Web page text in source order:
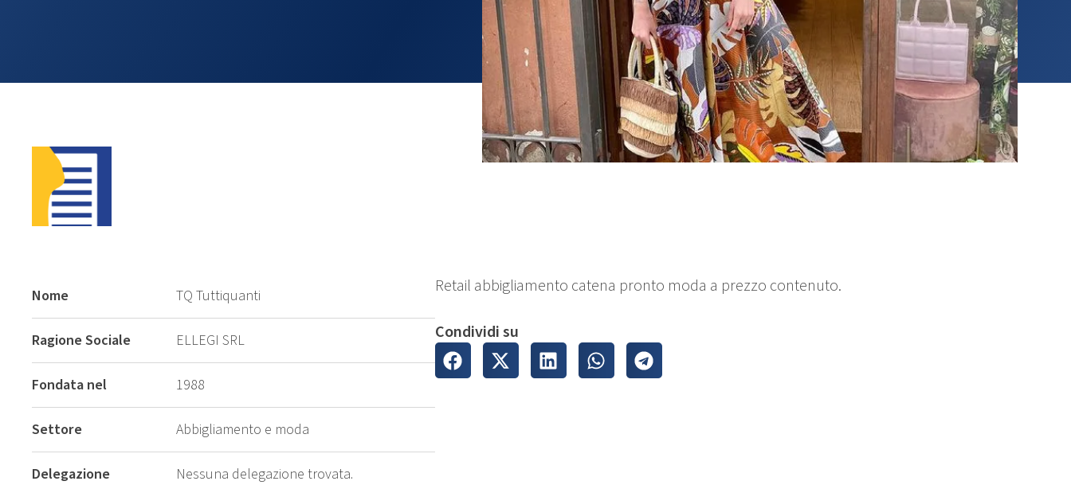
Nome TQ Tuttiquanti
Ragione Sociale ELLEGI SRL
Fondata nel 1988
Settore Abbigliamento e moda
Delegazione Nessuna delegazione trovata.
Retail abbigliamento catena pronto moda a prezzo contenuto.
Condividi su